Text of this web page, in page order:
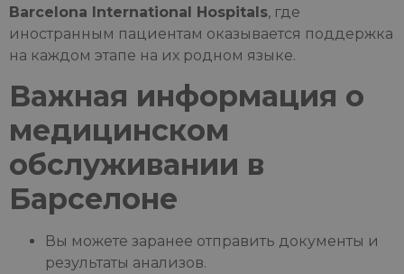
Barcelona International Hospitals, где
иностранным пациентам оказывается поддержка
на каждом этапе на их родном языке.
Важная информация о
медицинском
обслуживании в
Барселоне
Вы можете заранее отправить документы и
результаты анализов.